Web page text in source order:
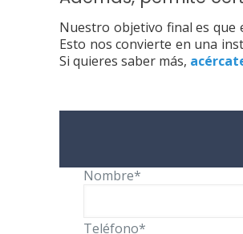
Nuestro objetivo final es que
Esto nos convierte en una
Si quieres saber más,
Nombre*
Teléfono*